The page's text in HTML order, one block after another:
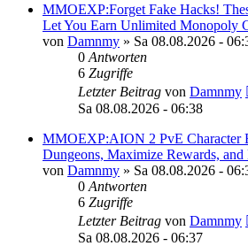
MMOEXP:Forget Fake Hacks!
Let You Earn Unlimited Monopoly
von Damnmy » Sa 08.08.2026 -
0 Antworten
6 Zugriffe
Letzter Beitrag von Damnmy
Sa 08.08.2026 - 06:38
MMOEXP:AION 2 PvE Character
Dungeons, Maximize Rewards,
von Damnmy » Sa 08.08.2026 -
0 Antworten
6 Zugriffe
Letzter Beitrag von Damnmy
Sa 08.08.2026 - 06:37